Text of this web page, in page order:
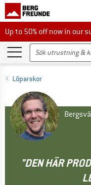
Up to 50% off now in our
Up to 50% off now in our
Löparskor
"DEN HÄR